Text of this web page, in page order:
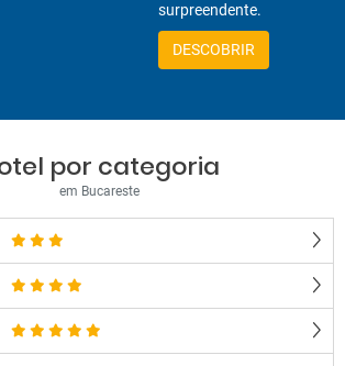
surpreendente.
DESCOBRIR
por categoria
em Bucareste